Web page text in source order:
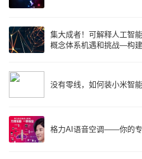
集大成者！可解释人工智
概念体系机遇和挑战—构
没有零线，如何装小米智能
格力AI语音空调——你的